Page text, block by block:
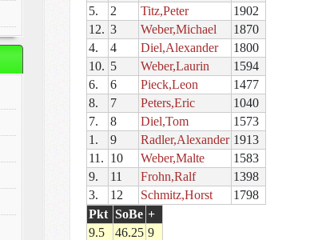
5.
2 Titz,Peter
1902
12. 3 Weber,Michael
1870
4.
4 Diel,Alexander
1800
10. 5 Weber,Laurin
1594
6.
6 Pieck,Leon
1477
8.
7 Peters,Eric
1040
7.
8 Diel,Tom
1573
1.
9 Radler,Alexander 1913
11. 10 Weber,Malte
1583
9.
11 Frohn,Ralf
1398
3.
12 Schmitz,Horst
1798
Pkt SoBe +
9.5
46.25 9